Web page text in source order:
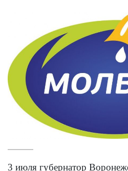
3 июля губернатор